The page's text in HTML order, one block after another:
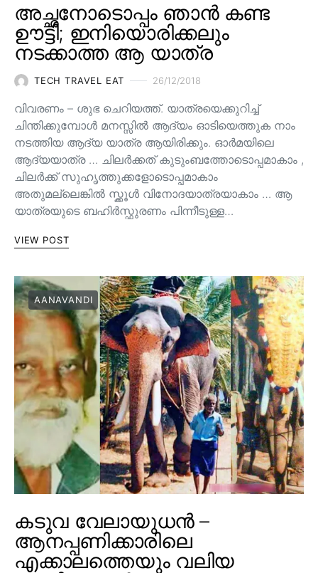
അച്ഛനോടൊപ്പം ഞാൻ കണ്ട
ഊട്ടി; ഇനിയൊരിക്കലും
നടക്കാത്ത ആ യാത്ര
TECH TRAVEL EAT 26/12/2018
വിവരണം – ശുഭ ചെറിയത്ത്. യാത്രയെക്കുറിച്ച്
ചിന്തിക്കുമ്പോൾ മനസ്സിൽ ആദ്യം ഓടിയെത്തുക നാം
നടത്തിയ ആദ്യ യാത്ര ആയിരിക്കും. ഓർമയിലെ
ആദ്യയാത്ര … ചിലർക്കത് കുടുംബത്തോടൊപ്പമാകാം ,
ചിലർക്ക് സുഹൃത്തുക്കളോടൊപ്പമാകാം
അതുമല്ലെങ്കിൽ സ്ക്കൂൾ വിനോദയാത്രയാകാം … ആ
യാത്രയുടെ ബഹിർസ്ഫുരണം പിന്നീടുള്ള…
VIEW POST
AANAVANDI
കടുവ വേലായുധൻ –
ആനപ്പണിക്കാരിലെ
എക്കാലത്തെയും വലിയ